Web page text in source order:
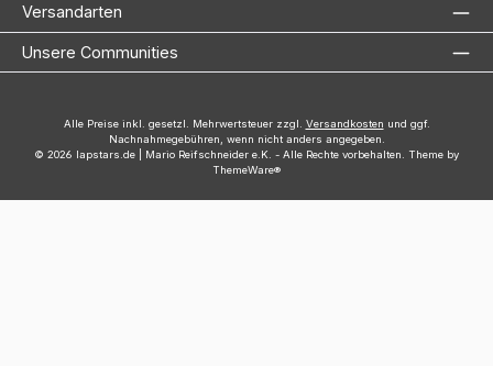
Versandarten
Unsere Communities
Alle Preise inkl. gesetzl. Mehrwertsteuer zzgl. Versandkosten und ggf.
Nachnahmegebühren, wenn nicht anders angegeben.
© 2026 lapstars.de | Mario Reifschneider e.K. - Alle Rechte vorbehalten. Theme by
ThemeWare®